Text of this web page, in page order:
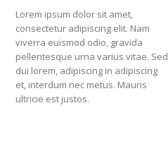
Lorem ipsum dolor sit amet,
consectetur adipiscing elit. Nam
viverra euismod odio, gravida
pellentesque urna varius vitae. Sed
dui lorem, adipiscing in adipiscing
et, interdum nec metus. Mauris
ultricie est justos.